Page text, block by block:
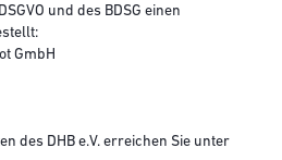
und des BDSG einen
GmbH
des DHB e.V. erreichen Sie unter